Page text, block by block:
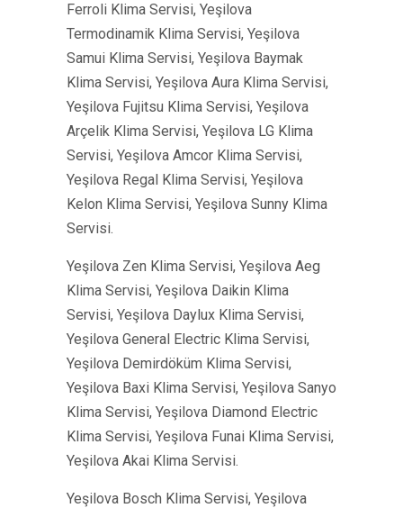
Ferroli Klima Servisi, Yeşilova
Termodinamik Klima Servisi, Yeşilova
Samui Klima Servisi, Yeşilova Baymak
Klima Servisi, Yeşilova Aura Klima Servisi,
Yeşilova Fujitsu Klima Servisi, Yeşilova
Arçelik Klima Servisi, Yeşilova LG Klima
Servisi, Yeşilova Amcor Klima Servisi,
Yeşilova Regal Klima Servisi, Yeşilova
Kelon Klima Servisi, Yeşilova Sunny Klima
Servisi.
Yeşilova Zen Klima Servisi, Yeşilova Aeg
Klima Servisi, Yeşilova Daikin Klima
Servisi, Yeşilova Daylux Klima Servisi,
Yeşilova General Electric Klima Servisi,
Yeşilova Demirdöküm Klima Servisi,
Yeşilova Baxi Klima Servisi, Yeşilova Sanyo
Klima Servisi, Yeşilova Diamond Electric
Klima Servisi, Yeşilova Funai Klima Servisi,
Yeşilova Akai Klima Servisi.
Yeşilova Bosch Klima Servisi, Yeşilova